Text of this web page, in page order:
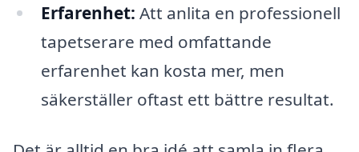
Erfarenhet: Att anlita en professionell
tapetserare med omfattande
erfarenhet kan kosta mer, men
säkerställer oftast ett bättre resultat.